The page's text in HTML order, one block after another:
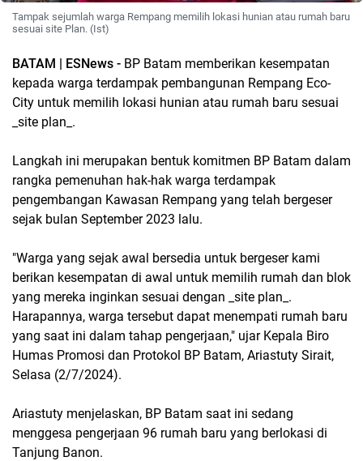
Tampak sejumlah warga Rempang memilih lokasi hunian atau rumah baru
sesuai site Plan. (Ist)
BATAM | ESNews - BP Batam memberikan kesempatan
kepada warga terdampak pembangunan Rempang Eco-
City untuk memilih lokasi hunian atau rumah baru sesuai
_site plan_.
Langkah ini merupakan bentuk komitmen BP Batam dalam
rangka pemenuhan hak-hak warga terdampak
pengembangan Kawasan Rempang yang telah bergeser
sejak bulan September 2023 lalu.
"Warga yang sejak awal bersedia untuk bergeser kami
berikan kesempatan di awal untuk memilih rumah dan blok
yang mereka inginkan sesuai dengan _site plan_.
Harapannya, warga tersebut dapat menempati rumah baru
yang saat ini dalam tahap pengerjaan," ujar Kepala Biro
Humas Promosi dan Protokol BP Batam, Ariastuty Sirait,
Selasa (2/7/2024).
Ariastuty menjelaskan, BP Batam saat ini sedang
menggesa pengerjaan 96 rumah baru yang berlokasi di
Tanjung Banon.